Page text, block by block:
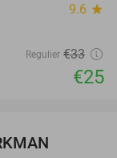
9.6 star
Regulier €33
€25